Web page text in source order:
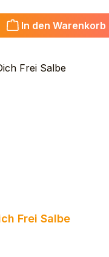
In den Warenkorb
Frei Salbe
Preis: